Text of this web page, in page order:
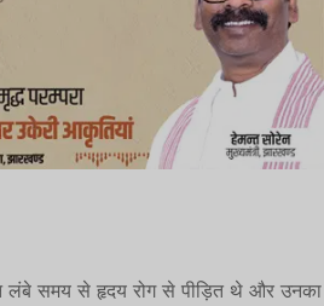
लंबे समय से हृदय रोग से पीड़ित थे और उनका